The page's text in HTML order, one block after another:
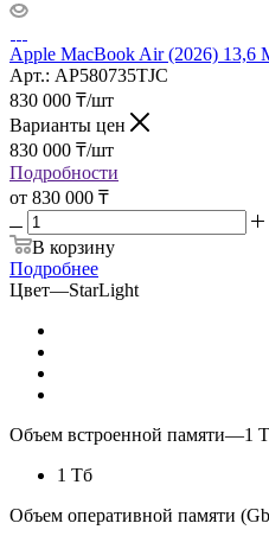
Apple MacBook Air (2026) 13,6
Арт.: AP580735TJC
830 000 ₸/шт
Варианты цен
830 000 ₸/шт
Подробности
от 830 000 ₸
В корзину
Подробнее
Цвет—StarLight
Объем встроенной памяти—1
1 Тб
Объем оперативной памяти